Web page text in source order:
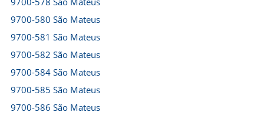
9700-580 São Mateus
9700-581 São Mateus
9700-582 São Mateus
9700-584 São Mateus
9700-585 São Mateus
9700-586 São Mateus